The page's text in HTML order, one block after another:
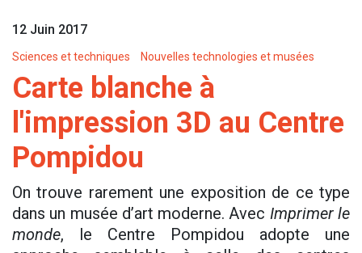
12 Juin 2017
Sciences et techniques Nouvelles technologies et musées
Carte blanche à
l'impression 3D au Centre
Pompidou
On trouve rarement une exposition de ce type
dans un musée d’art moderne. Avec Imprimer le
monde, le Centre Pompidou adopte une